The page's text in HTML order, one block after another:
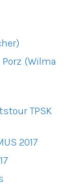
(Wilma
TPSK
2017